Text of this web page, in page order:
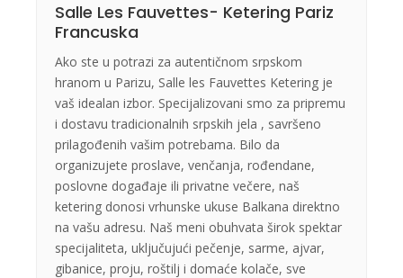
Salle Les Fauvettes- Ketering Pariz
Francuska
Ako ste u potrazi za autentičnom srpskom
hranom u Parizu, Salle les Fauvettes Ketering je
vaš idealan izbor. Specijalizovani smo za pripremu
i dostavu tradicionalnih srpskih jela , savršeno
prilagođenih vašim potrebama. Bilo da
organizujete proslave, venčanja, rođendane,
poslovne događaje ili privatne večere, naš
ketering donosi vrhunske ukuse Balkana direktno
na vašu adresu. Naš meni obuhvata širok spektar
specijaliteta, uključujući pečenje, sarme, ajvar,
gibanice, proju, roštilj i domaće kolače, sve